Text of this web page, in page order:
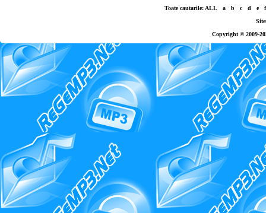
Toate cautarile: ALL a b c d e
f
Copyright © 2009-